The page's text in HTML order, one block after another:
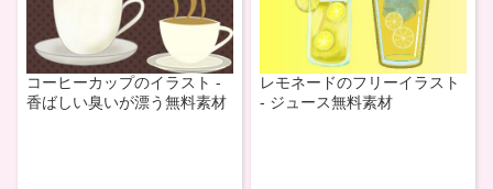
コーヒーカップのイラスト -
香ばしい臭いが漂う無料素材
レモネードのフリーイラスト
- ジュース無料素材